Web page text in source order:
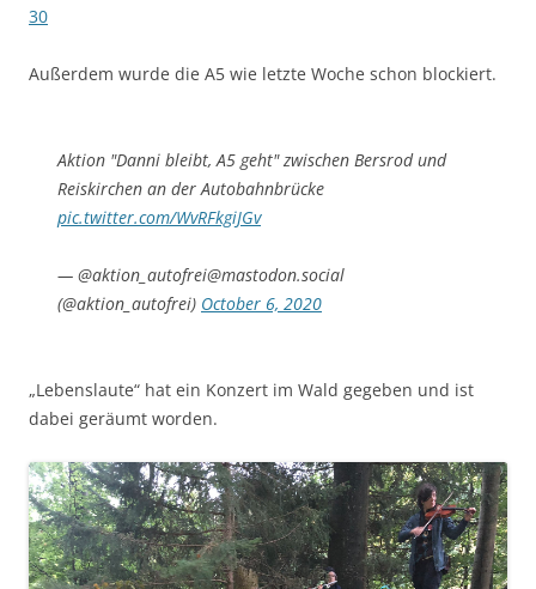
30
Außerdem wurde die A5 wie letzte Woche schon blockiert.
Aktion "Danni bleibt, A5 geht" zwischen Bersrod und
Reiskirchen an der Autobahnbrücke
pic.twitter.com/WvRFkgiJGv
— @aktion_autofrei@mastodon.social
(@aktion_autofrei) October 6, 2020
„Lebenslaute“ hat ein Konzert im Wald gegeben und ist
dabei geräumt worden.